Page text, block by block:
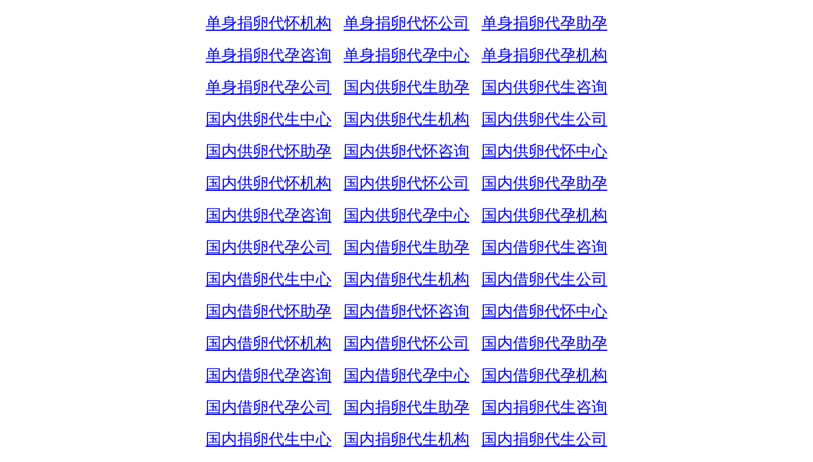
单身捐卵代怀机构
单身捐卵代怀公司
单身捐卵代孕助孕
单身捐卵代孕咨询
单身捐卵代孕中心
单身捐卵代孕机构
单身捐卵代孕公司
国内供卵代生助孕
国内供卵代生咨询
国内供卵代生中心
国内供卵代生机构
国内供卵代生公司
国内供卵代怀助孕
国内供卵代怀咨询
国内供卵代怀中心
国内供卵代怀机构
国内供卵代怀公司
国内供卵代孕助孕
国内供卵代孕咨询
国内供卵代孕中心
国内供卵代孕机构
国内供卵代孕公司
国内借卵代生助孕
国内借卵代生咨询
国内借卵代生中心
国内借卵代生机构
国内借卵代生公司
国内借卵代怀助孕
国内借卵代怀咨询
国内借卵代怀中心
国内借卵代怀机构
国内借卵代怀公司
国内借卵代孕助孕
国内借卵代孕咨询
国内借卵代孕中心
国内借卵代孕机构
国内借卵代孕公司
国内捐卵代生助孕
国内捐卵代生咨询
国内捐卵代生中心
国内捐卵代生机构
国内捐卵代生公司